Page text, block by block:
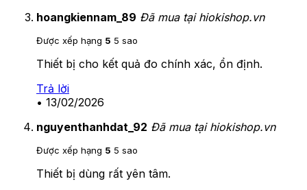
hoangkiennam_89 Đã mua tại hiokishop.vn
Được xếp hạng 5 5 sao
Thiết bị cho kết quả đo chính xác, ổn định.
Trả lời
• 13/02/2026
nguyenthanhdat_92 Đã mua tại hiokishop.vn
Được xếp hạng 5 5 sao
Thiết bị dùng rất yên tâm.